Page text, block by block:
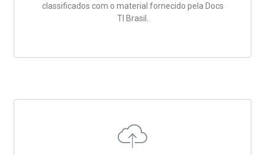
classificados com o material fornecido pela Docs
TI Brasil.